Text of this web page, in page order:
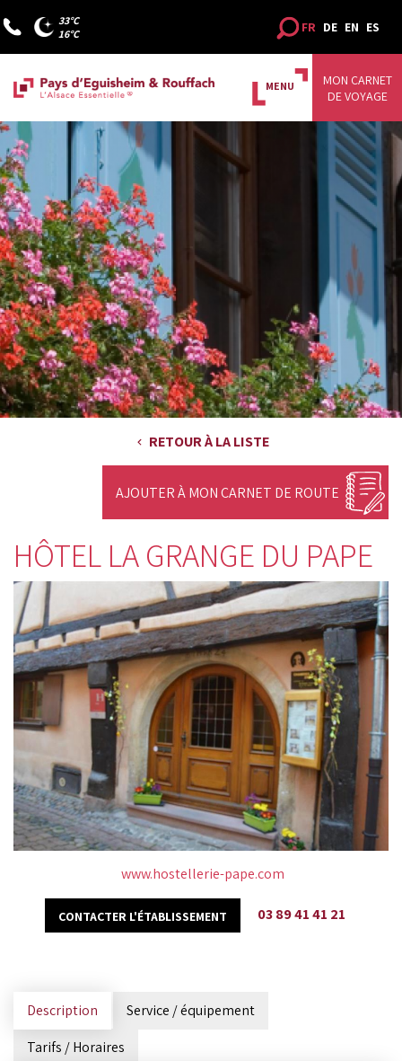
33°C
16°C
FR DE EN ES
MON CARNET
DE VOYAGE
MENU
RETOUR À LA LISTE
AJOUTER À MON CARNET DE ROUTE
HÔTEL LA GRANGE DU PAPE
www.hostellerie-pape.com
CONTACTER L'ÉTABLISSEMENT 03 89 41 41 21
Description
Service / équipement
Tarifs / Horaires